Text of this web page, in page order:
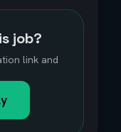
job?
link and